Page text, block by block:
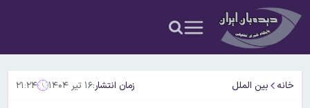
خانه بین الملل زمان انتشار:۱۶ تیر ۱۴۰۴ ۲۱:۲۴